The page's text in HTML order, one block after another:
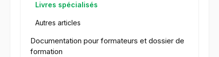
Livres spécialisés
Autres articles
Documentation pour formateurs et dossier de
formation